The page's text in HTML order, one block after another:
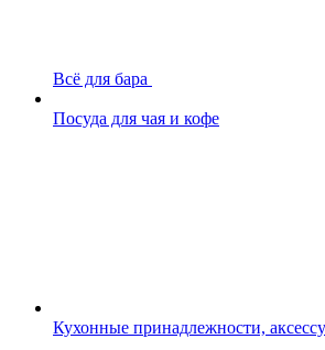
Всё для бара
Посуда для чая и кофе
Кухонные принадлежности,